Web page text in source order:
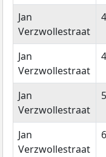
Jan
Verzwollestraat
Jan
Verzwollestraat
4
Jan
Verzwollestraat
5
Jan
Verzwollestraat